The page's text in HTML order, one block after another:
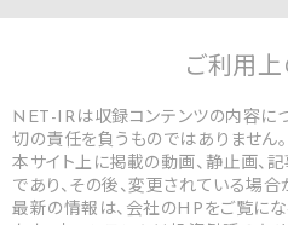
ご利用上
NET-IRは収録コンテンツの内容に
切の責任を負うものではありません。
本サイト上に掲載の動画、静止画、
であり、その後、変更されている場合
最新の情報は、会社のHPをご覧にな